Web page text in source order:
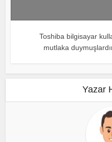
Toshiba bilgisayar
mutlaka
Yazar